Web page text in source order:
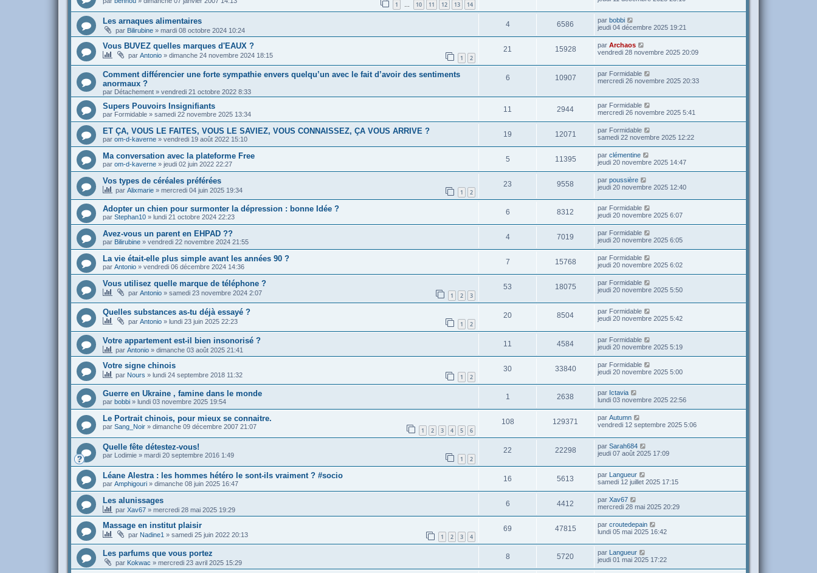
1 … 10 11 12 13 14
Les arnaques alimentaires
par Bilirubine » mardi 08 octobre 2024 10:24
4 6586 par bobbi
jeudi 04 décembre 2025 19:21
Vous BUVEZ quelles marques d'EAUX ?
par Antonio » dimanche 24 novembre 2024 18:15 1 2
21 15928 par Archaos
vendredi 28 novembre 2025 20:09
Comment différencier une forte sympathie envers quelqu’un avec le fait d’avoir des sentiments
anormaux ?
par Détachement » vendredi 21 octobre 2022 8:33
6 10907 par Formidable
mercredi 26 novembre 2025 20:33
Supers Pouvoirs Insignifiants
par Formidable » samedi 22 novembre 2025 13:34
11 2944 par Formidable
mercredi 26 novembre 2025 5:41
ET ÇA, VOUS LE FAITES, VOUS LE SAVIEZ, VOUS CONNAISSEZ, ÇA VOUS ARRIVE ?
par om-d-kaverne » vendredi 19 août 2022 15:10
19 12071 par Formidable
samedi 22 novembre 2025 12:22
Ma conversation avec la plateforme Free
par om-d-kaverne » jeudi 02 juin 2022 22:27
5 11395 par clémentine
jeudi 20 novembre 2025 14:47
Vos types de céréales préférées
par Alixmarie » mercredi 04 juin 2025 19:34 1 2
23 9558 par poussière
jeudi 20 novembre 2025 12:40
Adopter un chien pour surmonter la dépression : bonne Idée ?
par Stephan10 » lundi 21 octobre 2024 22:23
6 8312 par Formidable
jeudi 20 novembre 2025 6:07
Avez-vous un parent en EHPAD ??
par Bilirubine » vendredi 22 novembre 2024 21:55
4 7019 par Formidable
jeudi 20 novembre 2025 6:05
La vie était-elle plus simple avant les années 90 ?
par Antonio » vendredi 06 décembre 2024 14:36
7 15768 par Formidable
jeudi 20 novembre 2025 6:02
Vous utilisez quelle marque de téléphone ?
par Antonio » samedi 23 novembre 2024 2:07 1 2 3
53 18075 par Formidable
jeudi 20 novembre 2025 5:50
Quelles substances as-tu déjà essayé ?
par Antonio » lundi 23 juin 2025 22:23 1 2
20 8504 par Formidable
jeudi 20 novembre 2025 5:42
Votre appartement est-il bien insonorisé ?
par Antonio » dimanche 03 août 2025 21:41
11 4584 par Formidable
jeudi 20 novembre 2025 5:19
Votre signe chinois
par Nours » lundi 24 septembre 2018 11:32 1 2
30 33840 par Formidable
jeudi 20 novembre 2025 5:00
Guerre en Ukraine , famine dans le monde
par bobbi » lundi 03 novembre 2025 19:54
1 2638 par Ictavia
lundi 03 novembre 2025 22:56
Le Portrait chinois, pour mieux se connaitre.
par Sang_Noir » dimanche 09 décembre 2007 21:07 1 2 3 4 5 6
108 129371 par Autumn
vendredi 12 septembre 2025 5:06
Quelle fête détestez-vous!
par Lodimie » mardi 20 septembre 2016 1:49 1 2
22 22298 par Sarah684
jeudi 07 août 2025 17:09
Léane Alestra : les hommes hétéro le sont-ils vraiment ? #socio
par Amphigouri » dimanche 08 juin 2025 16:47
16 5613 par Langueur
samedi 12 juillet 2025 17:15
Les alunissages
par Xav67 » mercredi 28 mai 2025 19:29
6 4412 par Xav67
mercredi 28 mai 2025 20:29
Massage en institut plaisir
par Nadine1 » samedi 25 juin 2022 20:13 1 2 3 4
69 47815 par croutedepain
lundi 05 mai 2025 16:42
Les parfums que vous portez
par Kokwac » mercredi 23 avril 2025 15:29
8 5720 par Langueur
jeudi 01 mai 2025 17:22